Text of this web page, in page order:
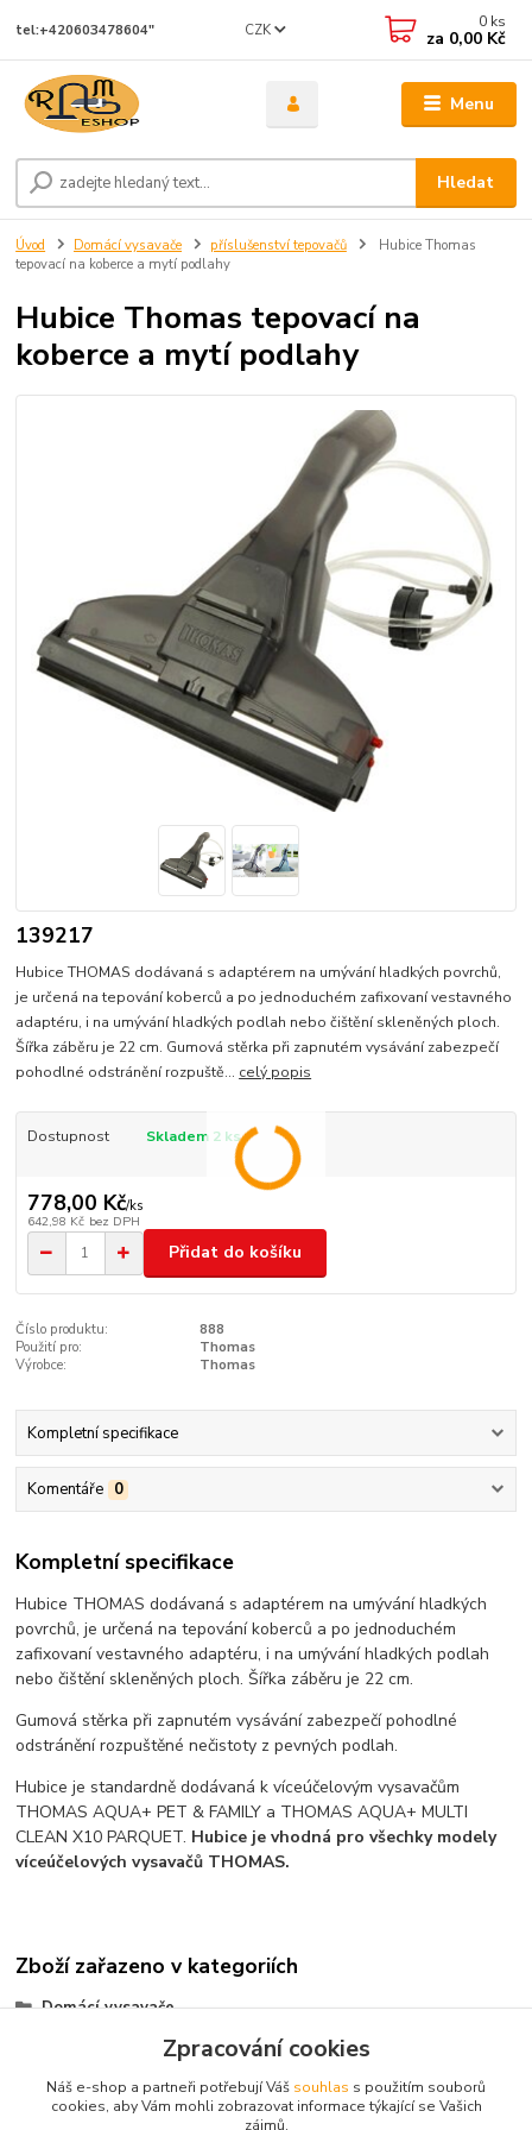
Menu
CZK
Hledat
tel:+420603478604" 0 ks
za 0,00 Kč
Úvod Domácí vysavače příslušenství tepovačů
Hubice Thomas
tepovací na koberce a mytí podlahy
Hubice Thomas tepovací na
koberce a mytí podlahy
139217
Hubice THOMAS dodávaná s adaptérem na umývání hladkých povrchů,
je určená na tepování koberců a po jednoduchém zafixovaní vestavného
adaptéru, i na umývání hladkých podlah nebo čištění skleněných ploch.
Šířka záběru je 22 cm. Gumová stěrka při zapnutém vysávání zabezpečí
pohodlné odstránění rozpuště... celý popis
Dostupnost Skladem 2 ks
778,00 Kč/ks
642,98 Kč bez DPH
Přidat do košíku
Číslo produktu:
888
Použití pro:
Thomas
Výrobce:
Thomas
Kompletní specifikace
Komentáře 0
Kompletní specifikace
Hubice THOMAS dodávaná s adaptérem na umývání hladkých
povrchů, je určená na tepování koberců a po jednoduchém
zafixovaní vestavného adaptéru, i na umývání hladkých podlah
nebo čištění skleněných ploch. Šířka záběru je 22 cm.
Gumová stěrka při zapnutém vysávání zabezpečí pohodlné
odstránění rozpuštěné nečistoty z pevných podlah.
Hubice je standardně dodávaná k víceúčelovým vysavačům
THOMAS AQUA+ PET & FAMILY a THOMAS AQUA+ MULTI
CLEAN X10 PARQUET. Hubice je vhodná pro všechky modely
víceúčelových vysavačů THOMAS.
Zboží zařazeno v kategoriích
Domácí vysavače
příslušenství tepovačůZpracování cookies
Náš e-shop a partneři potřebují Váš souhlas s použitím souborů
cookies, aby Vám mohli zobrazovat informace týkající se Vašich
zájmů.